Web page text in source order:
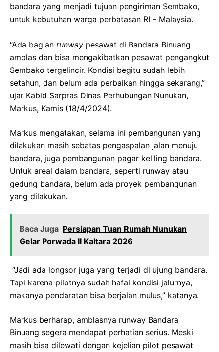
bandara yang menjadi tujuan pengiriman Sembako,
untuk kebutuhan warga perbatasan RI – Malaysia.
“Ada bagian runway pesawat di Bandara Binuang
amblas dan bisa mengakibatkan pesawat pengangkut
Sembako tergelincir. Kondisi begitu sudah lebih
setahun, dan belum ada perbaikan hingga sekarang,”
ujar Kabid Sarpras Dinas Perhubungan Nunukan,
Markus, Kamis (18/4/2024).
Markus mengatakan, selama ini pembangunan yang
dilakukan masih sebatas pengaspalan jalan menuju
bandara, juga pembangunan pagar keliling bandara.
Untuk areal dalam bandara, seperti runway atau
gedung bandara, belum ada proyek pembangunan
yang dilakukan.
Baca Juga Persiapan Tuan Rumah Nunukan
Gelar Porwada II Kaltara 2026
“Jadi ada longsor juga yang terjadi di ujung bandara.
Tapi karena pilotnya sudah hafal kondisi jalurnya,
makanya pendaratan bisa berjalan mulus,” katanya.
Markus berharap, amblasnya runway Bandara
Binuang segera mendapat perhatian serius. Meski
masih bisa dilewati dengan kejelian pilot pesawat